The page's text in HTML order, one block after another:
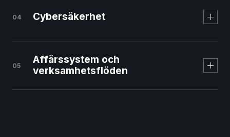
04 Cybersäkerhet
05
Affärssystem och
verksamhetsflöden